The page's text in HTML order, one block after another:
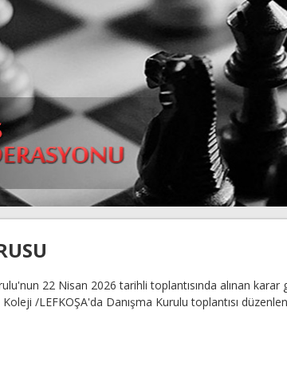
22 Nisan 2026 tarihli toplantısında alınan karar
/LEFKOŞA'da Danışma Kurulu toplantısı